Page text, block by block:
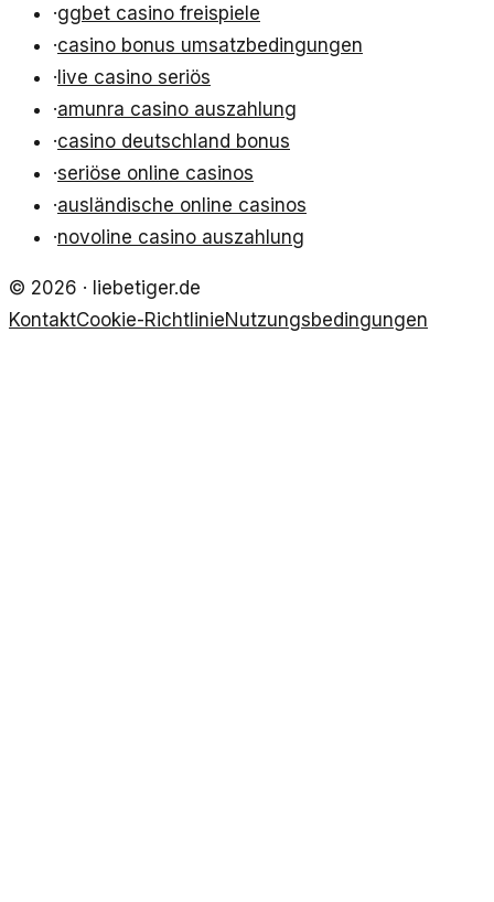
·ggbet casino freispiele
·casino bonus umsatzbedingungen
·live casino seriös
·amunra casino auszahlung
·casino deutschland bonus
·seriöse online casinos
·ausländische online casinos
·novoline casino auszahlung
© 2026 · liebetiger.de
KontaktCookie-RichtlinieNutzungsbedingungen